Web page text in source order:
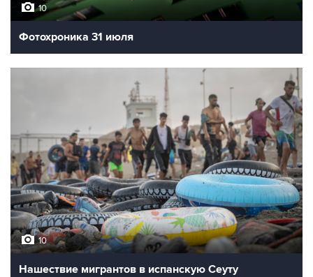
10
Фотохроника 31 июля
10
Нашествие мигрантов в испанскую Сеуту